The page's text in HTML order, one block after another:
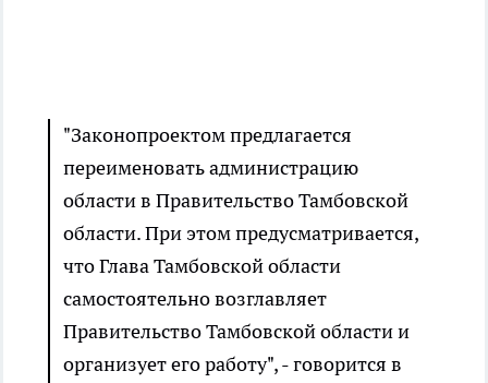
"Законопроектом предлагается
переименовать администрацию
области в Правительство Тамбовской
области. При этом предусматривается,
что Глава Тамбовской области
самостоятельно возглавляет
Правительство Тамбовской области и
организует его работу", - говорится в